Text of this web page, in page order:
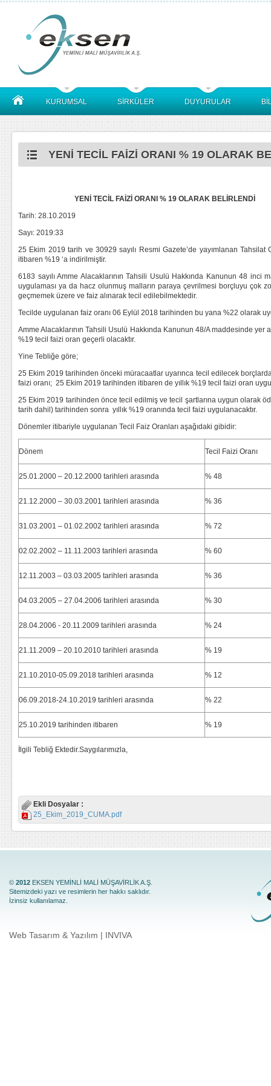
KURUMSAL SİRKÜLER DUYURULAR
YENİ TECİL FAİZİ ORANI % 19 OLARAK
YENİ TECİL FAİZİ ORANI % 19 OLARAK BELİRLENDİ
Tarih: 28.10.2019
Sayı: 2019:33
25 Ekim 2019 tarih ve 30929 sayılı Resmi Gazete’de yayımlanan
itibaren %19 ‘a indirilmiştir.
6183 sayılı Amme Alacaklarının Tahsili Usulü Hakkında Kanunun 48
uygulaması ya da hacz olunmuş malların paraya çevrilmesi borçluyu çok
geçmemek üzere ve faiz alınarak tecil edilebilmektedir.
Tecilde uygulanan faiz oranı 06 Eylül 2018 tarihinden bu yana %22 olarak
Amme Alacaklarının Tahsili Usulü Hakkında Kanunun 48/A maddesinde
%19 tecil faizi oran geçerli olacaktır.
Yine Tebliğe göre;
25 Ekim 2019 tarihinden önceki müracaatlar uyarınca tecil edilecek
faizi oranı; 25 Ekim 2019 tarihinden itibaren de yıllık %19 tecil faizi oran
25 Ekim 2019 tarihinden önce tecil edilmiş ve tecil şartlarına uygun olarak
tarih dahil) tarihinden sonra yıllık %19 oranında tecil faizi uygulanacaktır.
Dönemler itibariyle uygulanan Tecil Faiz Oranları aşağıdaki gibidir:
Dönem Tecil Faizi Oranı
25.01.2000 – 20.12.2000 tarihleri arasında % 48
21.12.2000 – 30.03.2001 tarihleri arasında % 36
31.03.2001 – 01.02.2002 tarihleri arasında % 72
02.02.2002 – 11.11.2003 tarihleri arasında % 60
12.11.2003 – 03.03.2005 tarihleri arasında % 36
04.03.2005 – 27.04.2006 tarihleri arasında % 30
28.04.2006 - 20.11.2009 tarihleri arasında % 24
21.11.2009 – 20.10.2010 tarihleri arasında % 19
21.10.2010-05.09.2018 tarihleri arasında % 12
06.09.2018-24.10.2019 tarihleri arasında % 22
25.10.2019 tarihinden itibaren % 19
İlgili Tebliğ Ektedir.Saygılarımızla,
Ekli Dosyalar :
25_Ekim_2019_CUMA.pdf
© 2012 EKSEN YEMİNLİ MALİ MÜŞAVİRLİK A.Ş.
Sitemizdeki yazı ve resimlerin her hakkı saklıdır.
İzinsiz kullanılamaz.
Web Tasarım & Yazılım | INVIVA